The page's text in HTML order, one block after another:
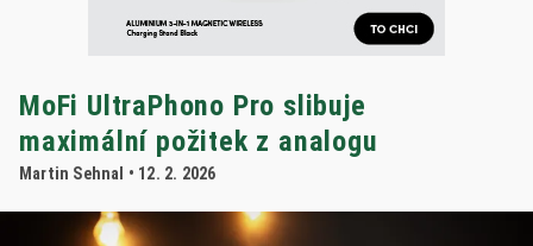
MoFi UltraPhono Pro slibuje
maximální požitek z analogu
Martin Sehnal • 12. 2. 2026